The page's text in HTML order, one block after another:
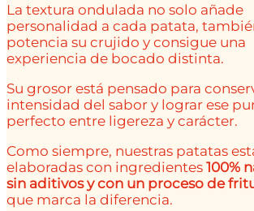
La textura ondulada no solo añade
personalidad a cada patata,
potencia su crujido y consigue una
experiencia de bocado distinta.
Su grosor está pensado para
intensidad del sabor y lograr ese
perfecto entre ligereza y carácter.
Como siempre, nuestras patatas
elaboradas con ingredientes 100%
sin aditivos y con un proceso de
que marca la diferencia.